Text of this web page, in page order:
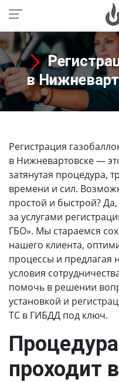
в
Регистрация
в Нижневартовске—
затянутая процедура,
времени и сил.
простой и быстрой?
за услугами
ГБО». Мы стараемся
нашего клиента,
процессы и предлагая
условия
помочь в решении
установкой и
ТС в ГИБДД под ключ.
проходит